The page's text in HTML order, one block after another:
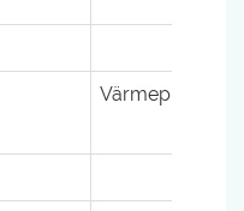
Värmepump